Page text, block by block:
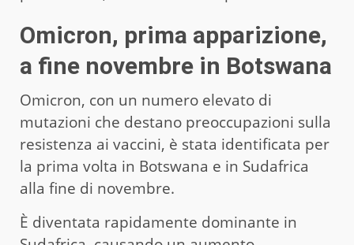
Omicron, prima apparizione,
a fine novembre in Botswana
Omicron, con un numero elevato di
mutazioni che destano preoccupazioni sulla
resistenza ai vaccini, è stata identificata per
la prima volta in Botswana e in Sudafrica
alla fine di novembre.
È diventata rapidamente dominante in